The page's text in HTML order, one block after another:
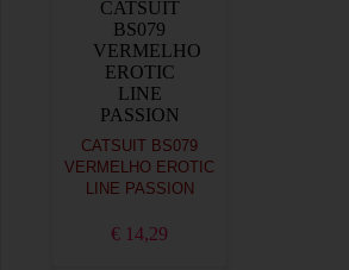
CATSUIT BS079
VERMELHO EROTIC
LINE PASSION
€ 14,29